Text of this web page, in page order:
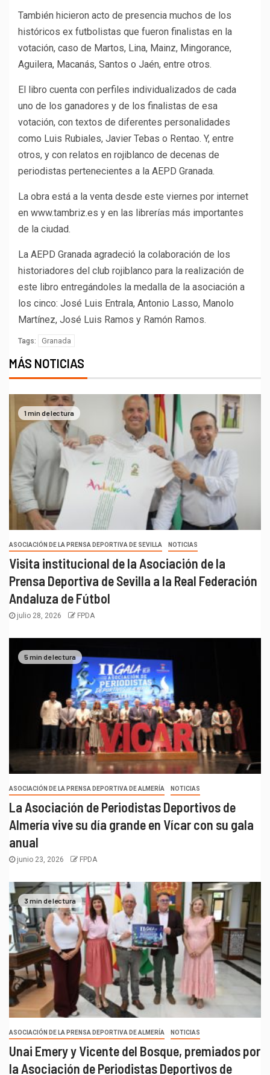
También hicieron acto de presencia muchos de los
históricos ex futbolistas que fueron finalistas en la
votación, caso de Martos, Lina, Mainz, Mingorance,
Aguilera, Macanás, Santos o Jaén, entre otros.
El libro cuenta con perfiles individualizados de cada
uno de los ganadores y de los finalistas de esa
votación, con textos de diferentes personalidades
como Luis Rubiales, Javier Tebas o Rentao. Y, entre
otros, y con relatos en rojiblanco de decenas de
periodistas pertenecientes a la AEPD Granada.
La obra está a la venta desde este viernes por internet
en www.tambriz.es y en las librerías más importantes
de la ciudad.
La AEPD Granada agradeció la colaboración de los
historiadores del club rojiblanco para la realización de
este libro entregándoles la medalla de la asociación a
los cinco: José Luis Entrala, Antonio Lasso, Manolo
Martínez, José Luis Ramos y Ramón Ramos.
Tags: Granada
MÁS NOTICIAS
1 min de lectura
ASOCIACIÓN DE LA PRENSA DEPORTIVA DE SEVILLA NOTICIAS
Visita institucional de la Asociación de la
Prensa Deportiva de Sevilla a la Real Federación
Andaluza de Fútbol
julio 28, 2026 FPDA
5 min de lectura
ASOCIACIÓN DE LA PRENSA DEPORTIVA DE ALMERÍA NOTICIAS
La Asociación de Periodistas Deportivos de
Almería vive su día grande en Vícar con su gala
anual
junio 23, 2026 FPDA
3 min de lectura
ASOCIACIÓN DE LA PRENSA DEPORTIVA DE ALMERÍA NOTICIAS
Unai Emery y Vicente del Bosque, premiados por
la Asociación de Periodistas Deportivos de